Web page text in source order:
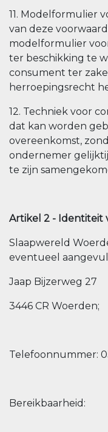
11. Modelformulier
van deze
modelformulier
ter beschikking te
consument ter
herroepingsrecht
12. Techniek voor
dat kan worden
overeenkomst,
ondernemer
te zijn
Artikel 2 - Identiteit
Slaapwereld
eventueel
Jaap Bijzerweg 27
3446 CR Woerden;
Telefoonnummer:
Bereikbaarheid: